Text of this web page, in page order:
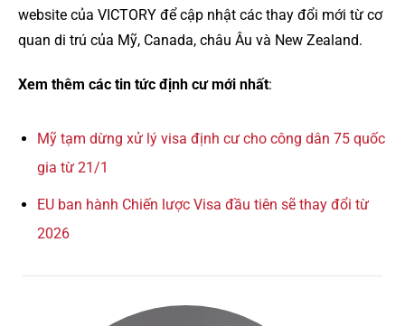
website của VICTORY để cập nhật các thay đổi mới từ cơ
quan di trú của Mỹ, Canada, châu Âu và New Zealand.
Xem thêm các tin tức định cư mới nhất:
Mỹ tạm dừng xử lý visa định cư cho công dân 75 quốc
gia từ 21/1
EU ban hành Chiến lược Visa đầu tiên sẽ thay đổi từ
2026